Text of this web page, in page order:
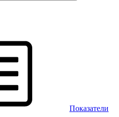
Показатели